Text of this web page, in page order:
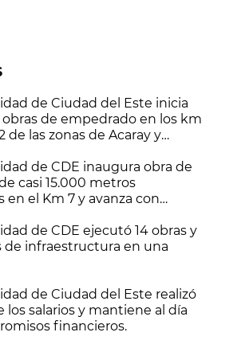
de Ciudad del Este inicia
obras de empedrado en los km
de las zonas de Acaray y
de CDE inaugura obra de
casi 15.000 metros
en el Km 7 y avanza con
de CDE ejecutó 14 obras y
de infraestructura en una
de Ciudad del Este realizó
los salarios y mantiene al día
financieros.